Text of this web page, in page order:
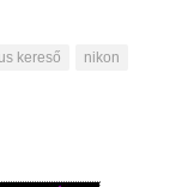
kereső
nikon